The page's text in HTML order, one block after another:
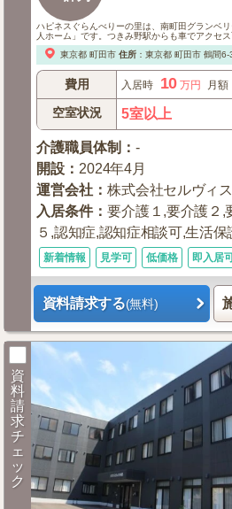
ハピネスぐらんべりーの里は、南町田グランベ
人ホーム」です。つきみ野駅からも車でアクセス
東京都 町田市 住所： 東京都 町田市鶴間6-
費用 入居時 10 万円 月額
空室状況 5室以上
介護職員体制 ：-
開設 ：2024年4月
運営会社 ：株式会社セルヴィス
入居条件：要介護１,要介護２,
５,認知症,認知症相談可,生活
新着情報 見学可 低価格 即入居
資料請求する(無料)
資
料
請
求
チ
ェ
ッ
ク